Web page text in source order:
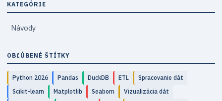
KATEGÓRIE
Návody
OBĽÚBENÉ ŠTÍTKY
Python 2026 Pandas DuckDB ETL
Spracovanie dát
Scikit-learn
Matplotlib Seaborn
Vizualizácia dát